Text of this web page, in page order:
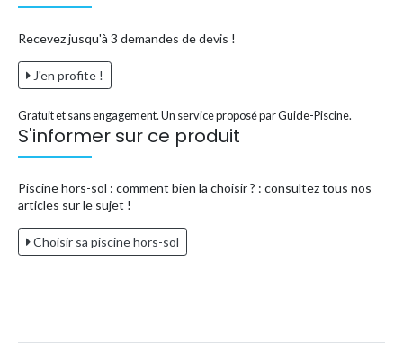
Recevez jusqu'à 3 demandes de devis !
J'en profite !
Gratuit et sans engagement. Un service proposé par Guide-Piscine.
S'informer sur ce produit
Piscine hors-sol : comment bien la choisir ? : consultez tous nos
articles sur le sujet !
Choisir sa piscine hors-sol